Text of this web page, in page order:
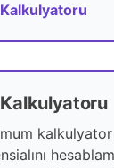
Kalkulyatoru